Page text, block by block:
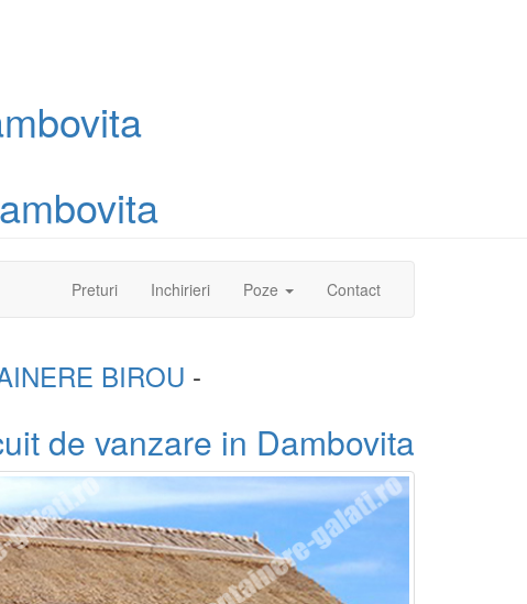
Preturi(current)Inchirieri Poze Contact
BIROU -
de vanzare in Dambovita